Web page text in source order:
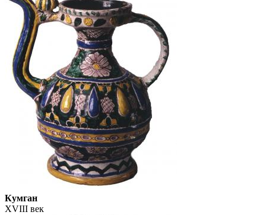
Кумган
XVIII век